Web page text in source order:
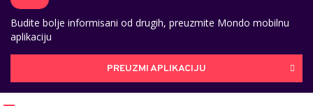
Budite bolje informisani od drugih, preuzmite Mondo mobilnu
aplikaciju
PREUZMI APLIKACIJU